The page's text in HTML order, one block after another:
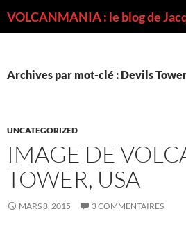
Archives par mot-clé : Devils
UNCATEGORIZED
IMAGE DE
TOWER, USA
MARS 8, 2015 3 COMMENTAIRES